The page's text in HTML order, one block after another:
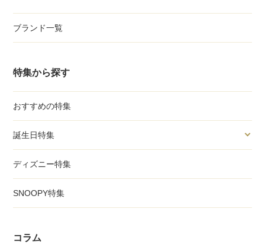
ブランド一覧
特集から探す
おすすめの特集
誕生日特集
ディズニー特集
SNOOPY特集
コラム